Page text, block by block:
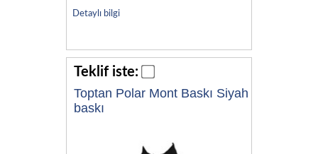
Detaylı bilgi
Teklif iste:
Toptan Polar Mont Baskı Siyah
baskı